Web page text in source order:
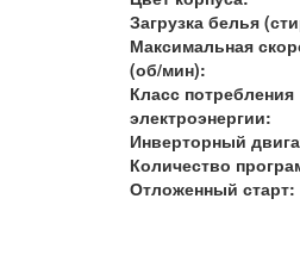
Загрузка белья
Максимальная
(об/мин):
Класс потребления
электроэнергии:
Инверторный
Количество
Отложенный старт: